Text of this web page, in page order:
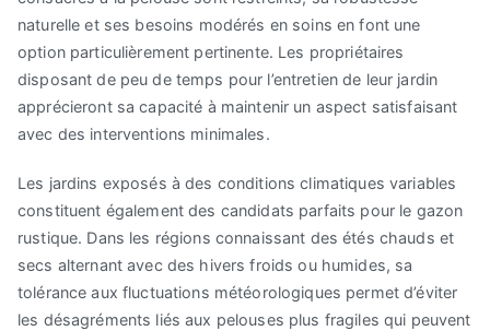
naturelle et ses besoins modérés en soins en font une
option particulièrement pertinente. Les propriétaires
disposant de peu de temps pour l’entretien de leur jardin
apprécieront sa capacité à maintenir un aspect satisfaisant
avec des interventions minimales.
Les jardins exposés à des conditions climatiques variables
constituent également des candidats parfaits pour le gazon
rustique. Dans les régions connaissant des étés chauds et
secs alternant avec des hivers froids ou humides, sa
tolérance aux fluctuations météorologiques permet d’éviter
les désagréments liés aux pelouses plus fragiles qui peuvent